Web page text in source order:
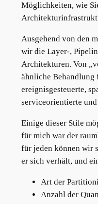
Möglichkeiten, wie
Ausgehend von den
wir die Layer-,
Architekturen. Von
ähnliche Behandlung
ereignisgesteuerte,
serviceorientierte
Einige dieser Stile
für mich war der
für jeden können wir
er sich verhält, und
Art der
Anzahl der